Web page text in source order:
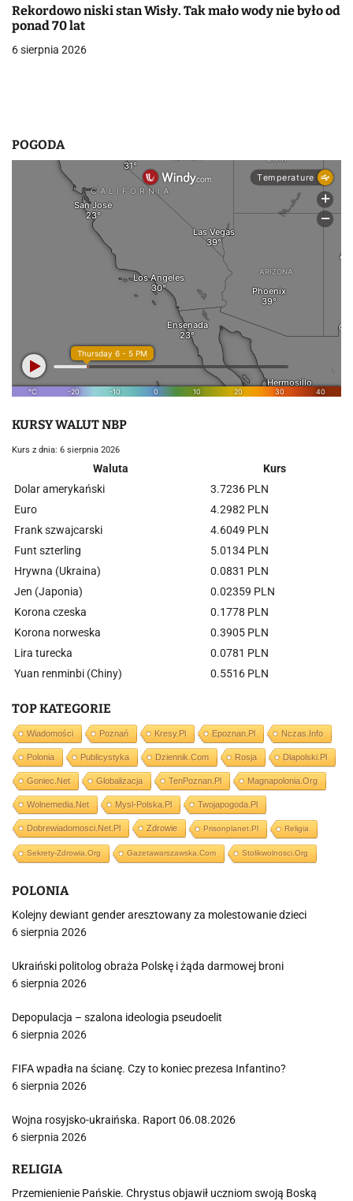
i
s
Rekordowo niski stan Wisły. Tak mało wody nie było od
ponad 70 lat
6 sierpnia 2026
POGODA
KURSY WALUT NBP
Kurs z dnia: 6 sierpnia 2026
Waluta
Kurs
Dolar amerykański
3.7236 PLN
Euro
4.2982 PLN
Frank szwajcarski
4.6049 PLN
Funt szterling
5.0134 PLN
Hrywna (Ukraina)
0.0831 PLN
Jen (Japonia)
0.02359 PLN
Korona czeska
0.1778 PLN
Korona norweska
0.3905 PLN
Lira turecka
0.0781 PLN
Yuan renminbi (Chiny)
0.5516 PLN
TOP KATEGORIE
Wiadomości Poznań Kresy.pl Epoznan.pl Nczas.info
Polonia Publicystyka Dziennik.com Rosja Dlapolski.pl
Goniec.net Globalizacja TenPoznan.pl Magnapolonia.org
Wolnemedia.net Mysl-Polska.pl Twojapogoda.pl
Dobrewiadomosci.net.pl Zdrowie Prisonplanet.pl Religia
Sekrety-Zdrowia.org Gazetawarszawska.com Stolikwolnosci.org
POLONIA
Kolejny dewiant gender aresztowany za molestowanie dzieci
6 sierpnia 2026
Ukraiński politolog obraża Polskę i żąda darmowej broni
6 sierpnia 2026
Depopulacja – szalona ideologia pseudoelit
6 sierpnia 2026
FIFA wpadła na ścianę. Czy to koniec prezesa Infantino?
6 sierpnia 2026
Wojna rosyjsko-ukraińska. Raport 06.08.2026
6 sierpnia 2026
RELIGIA
Przemienienie Pańskie. Chrystus objawił uczniom swoją Boską